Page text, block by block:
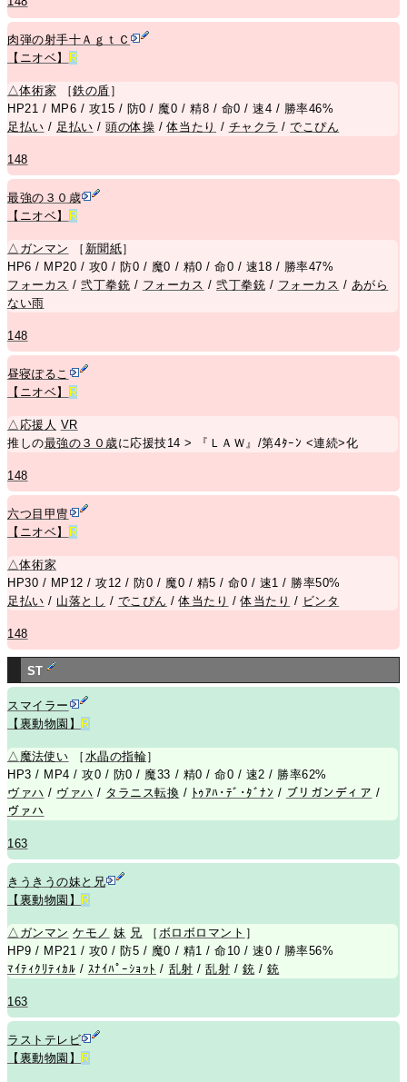
肉弾の射手十ＡｇｔＣ
【ニオベ】
R
△体術家 ［鉄の盾 ］
HP21 / MP6 / 攻15 / 防0 / 魔0 / 精8 / 命0 / 速4 / 勝率46%
足払い / 足払い /頭の体操 /体当たり / チャクラ /でこぴん
148
最強の３０歳
【ニオベ】
R
△ ガンマン ［ 新聞紙］
HP6 / MP20 / 攻0 / 防0 / 魔0 / 精0 / 命0 / 速18 / 勝率47%
フォーカス /弐丁拳銃 / フォーカス / 弐丁拳銃 / フォーカス / あがら
ない雨
148
昼寝ぽるこ
【ニオベ】
R
△ 応援人 VR
推しの最強の３０歳に応援技14 > 『ＬＡＷ』/第4ﾀｰﾝ <連続>化
148
六つ目甲冑
【ニオベ】 R
△体術家
HP30 / MP12 / 攻12 / 防0 / 魔0 / 精5 / 命0 / 速1 / 勝率50%
足払い / 山落とし / でこぴん /体当たり /体当たり / ビンタ
148
ST
スマイラー
【裏動物園】 R
△ 魔法使い ［ 水晶の指輪］
HP3 / MP4 / 攻0 / 防0 / 魔33 / 精0 / 命0 / 速2 / 勝率62%
ヴァハ / ヴァハ / タラニス転換 / ﾄｩｱﾊ･ﾃﾞ･ﾀﾞﾅﾝ / ブリガンディア /
ヴァハ
163
きうきうの妹と兄
【裏動物園】 R
△ ガンマン ケモノ 妹 兄 ［ ボロボロマント ］
HP9 / MP21 / 攻0 / 防5 / 魔0 / 精1 / 命10 / 速0 / 勝率56%
ﾏｲﾃｨｸﾘﾃｨｶﾙ / ｽﾅｲﾊﾟｰｼｮｯﾄ / 乱射 /乱射 / 銃 / 銃
163
ラストテレビ
【裏動物園】 R